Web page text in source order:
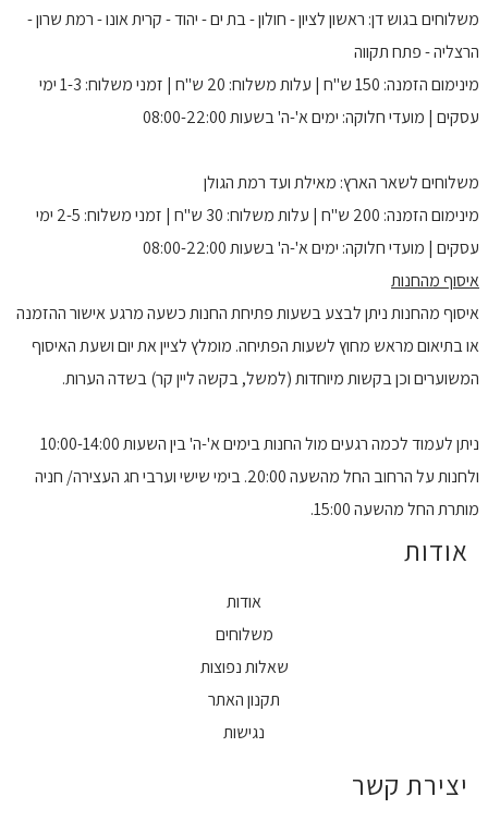
משלוחים בגוש דן: ראשון לציון - חולון - בת ים - יהוד - קרית אונו - רמת שרון -
הרצליה - פתח תקווה
מינימום הזמנה: 150 ש"ח | עלות משלוח: 20 ש"ח | זמני משלוח: 1-3 ימי
עסקים | מועדי חלוקה: ימים א'-ה' בשעות 08:00-22:00
משלוחים לשאר הארץ: מאילת ועד רמת הגולן
מינימום הזמנה: 200 ש"ח | עלות משלוח: 30 ש"ח | זמני משלוח: 2-5 ימי
עסקים | מועדי חלוקה: ימים א'-ה' בשעות 08:00-22:00
איסוף מהחנות
איסוף מהחנות ניתן לבצע בשעות פתיחת החנות כשעה מרגע אישור ההזמנה
או בתיאום מראש מחוץ לשעות הפתיחה. מומלץ לציין את יום ושעת האיסוף
המשוערים וכן בקשות מיוחדות (למשל, בקשה ליין קר) בשדה הערות.
ניתן לעמוד לכמה רגעים מול החנות בימים א'-ה' בין השעות 10:00-14:00
ולחנות על הרחוב החל מהשעה 20:00. בימי שישי וערבי חג העצירה/ חניה
מותרת החל מהשעה 15:00.
אודות
אודות
משלוחים
שאלות נפוצות
תקנון האתר
נגישות
יצירת קשר